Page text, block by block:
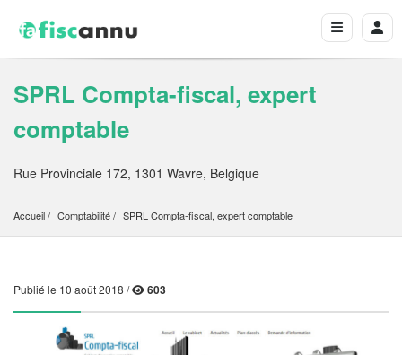
SPRL Compta-fiscal, expert
comptable
Rue Provinciale 172, 1301 Wavre, Belgique
Accueil Comptabilité SPRL Compta-fiscal, expert comptable
Publié le 10 août 2018 / 603